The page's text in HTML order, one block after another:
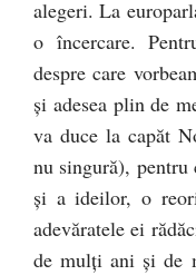
alegeri. La
o încercare.
despre care
și adesea plin de
va duce la capăt
nu singură),
și a ideilor, o
adevăratele ei
de mulți ani și de